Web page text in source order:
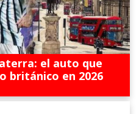
el auto que
británico en 2026